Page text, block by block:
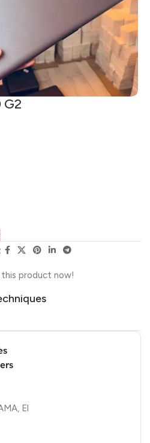
G2
product now!
El